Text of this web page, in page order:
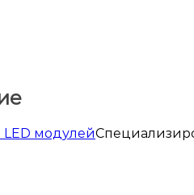
модулей